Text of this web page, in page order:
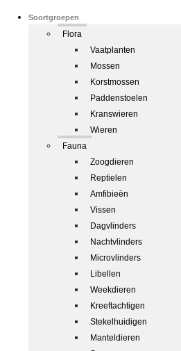
Soortgroepen
Flora
Vaatplanten
Mossen
Korstmossen
Paddenstoelen
Kranswieren
Wieren
Fauna
Zoogdieren
Reptielen
Amfibieën
Vissen
Dagvlinders
Nachtvlinders
Microvlinders
Libellen
Weekdieren
Kreeftachtigen
Stekelhuidigen
Manteldieren